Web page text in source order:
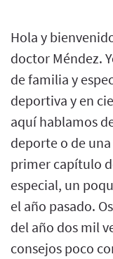
Hola y
doctor Méndez.
de familia y
deportiva y en
aquí hablamos
deporte o de
primer capítulo
especial, un
el año pasado.
del año dos mil
consejos poco